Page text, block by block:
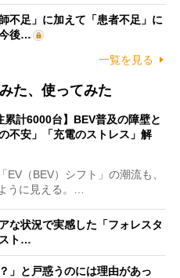
不足」に加えて「患者不足」に
後…
一覧を見る
た、使ってみた
累計6000台】BEV普及の障壁と
不安」「充電のストレス」解
（BEV）シフト」の潮流も、
うに見える。…
な状況で実感した「フォレスタ
ト…
」と戸惑うのには理由があっ